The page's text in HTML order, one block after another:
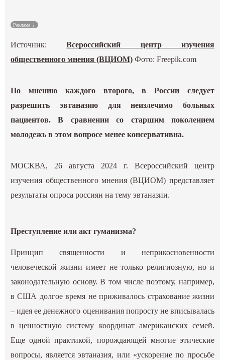
Наука
ГИД
Реклама
Источник:Всероссийский центр изучения
общественного мнения (ВЦИОМ) Фото: Freepik.com
По мнению каждого второго, в России следует
разрешить эвтаназию для неизлечимо больных
пациентов. В сравнении со старшим поколением
молодежь в этом вопросе менее консервативна.
МОСКВА, 26 августа 2024 г. Всероссийский центр
изучения общественного мнения (ВЦИОМ) представляет
результаты опроса россиян на тему эвтаназии.
Преступление или акт гуманизма?
Принцип священности и неприкосновенности
человеческой жизни имеет не только религиозную, но и
законодательную основу. В том числе поэтому, например,
в США долгое время не приживалось страхование жизни
– идея ее денежного оценивания попросту не вписывалась
в ценностную систему координат американских семей.
Еще одной практикой, порождающей многие этические
вопросы, является эвтаназия, или «ускорение по просьбе